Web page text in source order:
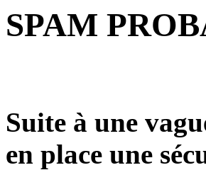
SPAM
Suite à une
en place une